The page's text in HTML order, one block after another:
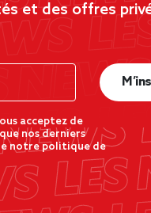
et des offres
acceptez de
nos derniers
notre politique de